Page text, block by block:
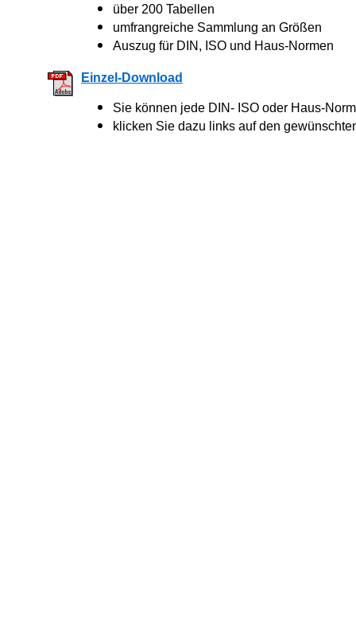
über 200 Tabellen
umfrangreiche Sammlung an Größen
Auszug für DIN, ISO und Haus-Normen
Einzel-Download
Sie können jede DIN- ISO oder Haus-
klicken Sie dazu links auf den